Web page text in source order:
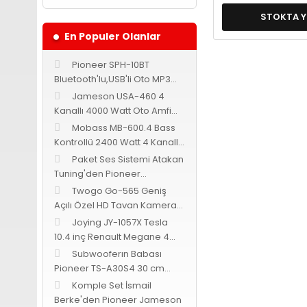
En Populer Olanlar
Pioneer SPH-10BT
Bluetooth'lu,USB'li Oto MP3
TeypJameson USA-460 4
Kanallı 4000 Watt Oto Amfi
Bass Kontrollü
Mobass MB-600.4 Bass
Kontrollü 2400 Watt 4 Kanallı
Oto Amfi
Paket Ses Sistemi Atakan
Tuning'den Pioneer
Cadence Jameson
Twogo Go-565 Geniş
Açılı Özel HD Tavan Kamerası
-Siyah-Joying JY-1057X Tesla
10.4 inç Renault Megane 4
Android 9.0
Subwooferın Babası
Pioneer TS-A30S4 30 cm
subwoofer 1400 Watt 400
Watt RMS
Komple Set İsmail
Berke'den Pioneer Jameson
STOKTA